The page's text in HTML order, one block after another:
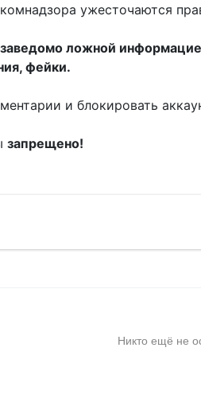
ужесточаются
заведомо ложной
фейки.
и блокировать
запрещено!
Никто ещё не